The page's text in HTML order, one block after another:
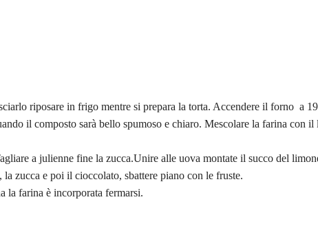
riposare in frigo mentre si prepara la torta. Accendere il forno a
il composto sarà bello spumoso e chiaro. Mescolare la farina con il
a julienne fine la zucca.Unire alle uova montate il succo del
zucca e poi il cioccolato, sbattere piano con le fruste.
la farina è incorporata fermarsi.